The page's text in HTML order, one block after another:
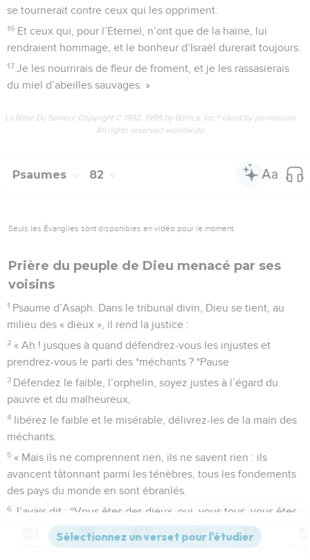
se tournerait contre ceux qui les oppriment.
16 Et ceux qui, pour l’Eternel, n’ont que de la haine, lui
rendraient hommage, et le bonheur d’Israël durerait toujours.
17 Je les nourrirais de fleur de froment, et je les rassasierais
du miel d’abeilles sauvages. »
La Bible Du Semeur Copyright © 1992, 1999 by Biblica, Inc.® Used by permission.
All rights reserved worldwide.
Psaumes 82
Seuls les Évangiles sont disponibles en vidéo pour le moment.
Prière du peuple de Dieu menacé par ses
voisins
1 Psaume d’Asaph. Dans le tribunal divin, Dieu se tient, au
milieu des « dieux », il rend la justice :
2 « Ah ! jusques à quand défendrez-vous les injustes et
prendrez-vous le parti des *méchants ? *Pause
3 Défendez le faible, l’orphelin, soyez justes à l’égard du
pauvre et du malheureux,
4 libérez le faible et le misérable, délivrez-les de la main des
méchants.
5 « Mais ils ne comprennent rien, ils ne savent rien : ils
avancent tâtonnant parmi les ténèbres, tous les fondements
des pays du monde en sont ébranlés.
6
J’avais dit : “Vous êtes des dieux, oui, vous tous, vous êtes
des fils du Très-Haut !”
Cependant, vous périrez comme tous les hommes, vous
Versions Commentaires Strong